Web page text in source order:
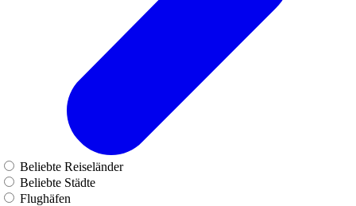
Beliebte Reiseländer
Beliebte Städte
Flughäfen